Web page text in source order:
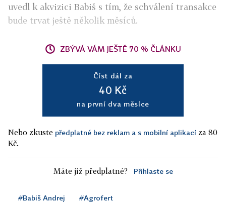
uvedl k akvizici Babiš s tím, že schválení transakce
bude trvat ještě několik měsíců.
ZBÝVÁ VÁM JEŠTĚ 70 % ČLÁNKU
Číst dál za
40 Kč
na první dva měsíce
Nebo zkuste předplatné bez reklam a s mobilní aplikací za 80
Kč.
Máte již předplatné? Přihlaste se
#Babiš Andrej #Agrofert